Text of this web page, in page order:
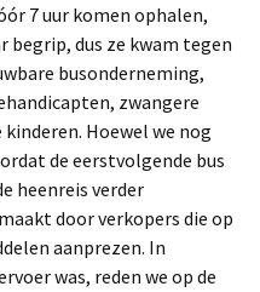
7 uur komen ophalen,
begrip, dus ze kwam tegen
busonderneming,
zwangere
Hoewel we nog
de eerstvolgende bus
heenreis verder
door verkopers die op
aanprezen. In
was, reden we op de